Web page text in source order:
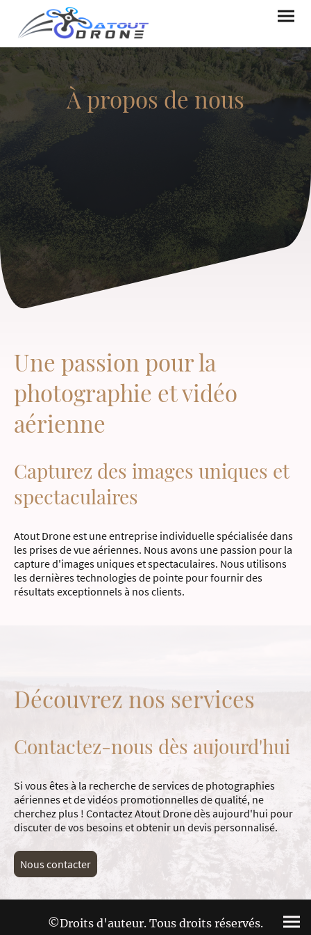
À propos de nous
Une passion pour la
photographie et vidéo
aérienne
Capturez des images uniques et
spectaculaires
Atout Drone est une entreprise individuelle spécialisée dans
les prises de vue aériennes. Nous avons une passion pour la
capture d'images uniques et spectaculaires. Nous utilisons
les dernières technologies de pointe pour fournir des
résultats exceptionnels à nos clients.
Découvrez nos services
Contactez-nous dès aujourd'hui
Si vous êtes à la recherche de services de photographies
aériennes et de vidéos promotionnelles de qualité, ne
cherchez plus ! Contactez Atout Drone dès aujourd'hui pour
discuter de vos besoins et obtenir un devis personnalisé.
Nous contacter
©Droits d'auteur. Tous droits réservés.